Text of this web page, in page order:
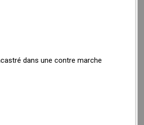
dans une contre marche